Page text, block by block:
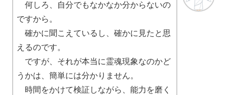
何しろ、自分でもなかなか分からないの
ですから。
確かに聞こえているし、確かに見たと思
えるのです。
ですが、それが本当に霊魂現象なのかど
うかは、簡単には分かりません。
時間をかけて検証しながら、能力を磨く